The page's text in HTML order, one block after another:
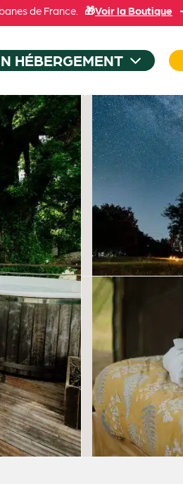
de France. 🎁Voir la Boutique
HÉBERGEMENT